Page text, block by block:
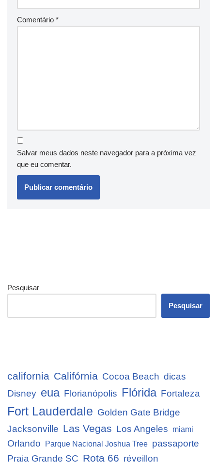
Comentário *
Salvar meus dados neste navegador para a próxima vez
que eu comentar.
Pesquisar
Pesquisar
california Califórnia Cocoa Beach dicas
Disney eua Florianópolis Flórida Fortaleza
Fort Lauderdale Golden Gate Bridge
Jacksonville Las Vegas Los Angeles miami
Orlando Parque Nacional Joshua Tree passaporte
Praia Grande SC Rota 66 réveillon